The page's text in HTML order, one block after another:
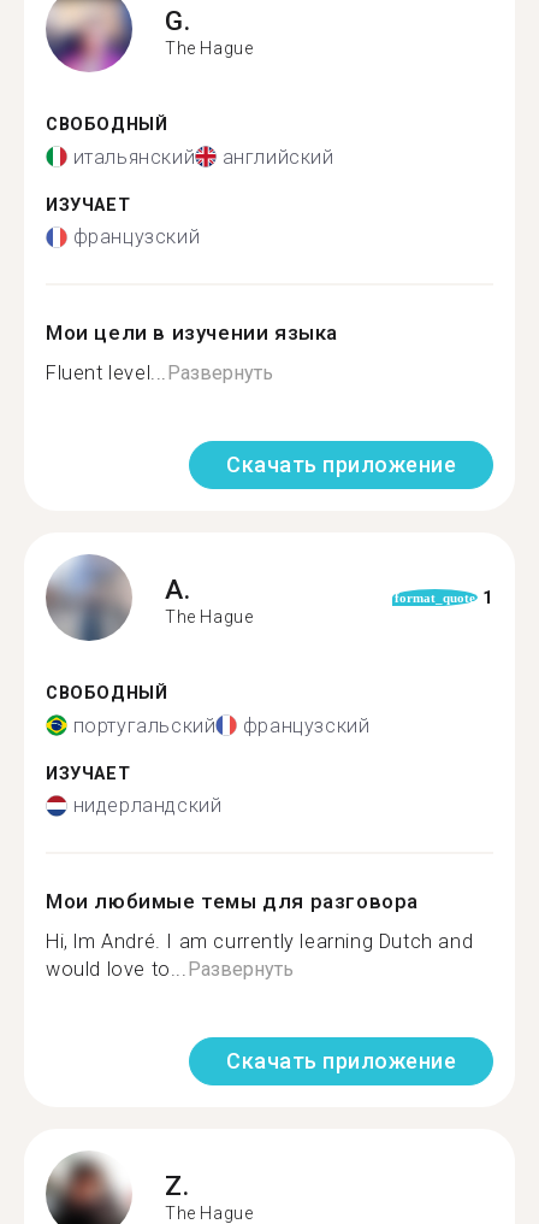
G.
The Hague
СВОБОДНЫЙ
итальянский английский
ИЗУЧАЕТ
французский
Мои цели в изучении языка
Fluent level...Развернуть
Скачать приложение
A.
The Hague
format_quote 1
СВОБОДНЫЙ
португальский французский
ИЗУЧАЕТ
нидерландский
Мои любимые темы для разговора
Hi, lm André. I am currently learning Dutch and
would love to...Развернуть
Скачать приложение
Z.
The Hague